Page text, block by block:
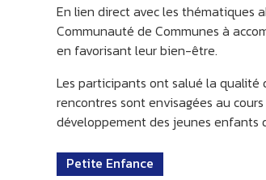
En lien direct avec les thématiques
Communauté de Communes à
en favorisant leur bien-être.
Les participants ont salué la qualité
rencontres sont envisagées au
développement des jeunes enfants
Petite Enfance